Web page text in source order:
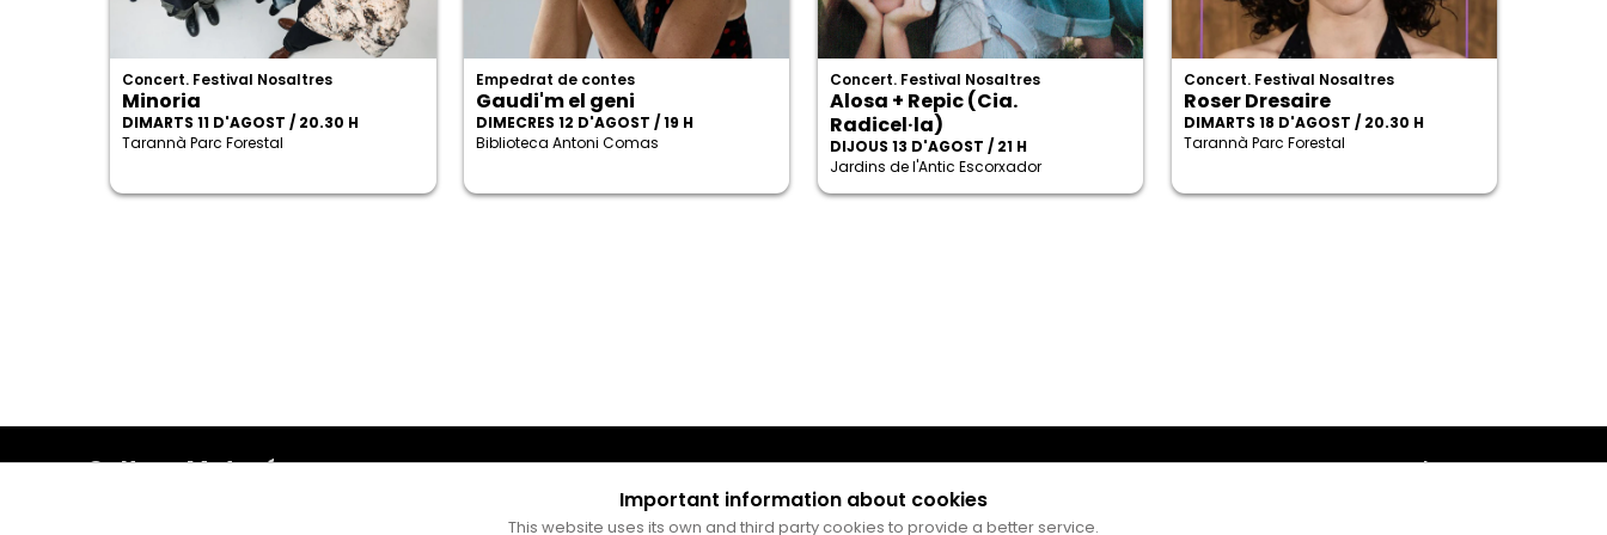
Concert. Festival Nosaltres
Minoria
DIMARTS 11 D'AGOST / 20.30 H
Tarannà Parc Forestal
Empedrat de contes
Gaudi'm el geni
DIMECRES 12 D'AGOST / 19 H
Biblioteca Antoni Comas
Concert. Festival Nosaltres
Alosa + Repic (Cia.
Radicel·la)
DIJOUS 13 D'AGOST / 21 H
Jardins de l'Antic Escorxador
Concert. Festival Nosaltres
Roser Dresaire
DIMARTS 18 D'AGOST / 20.30 H
Tarannà Parc Forestal
Cultura Mataró Amb el suport
Important information about cookies
This website uses its own and third party cookies to provide a better service.